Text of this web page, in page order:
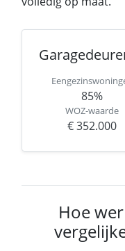
85%
WOZ-waarde
€ 352.000
Hoe